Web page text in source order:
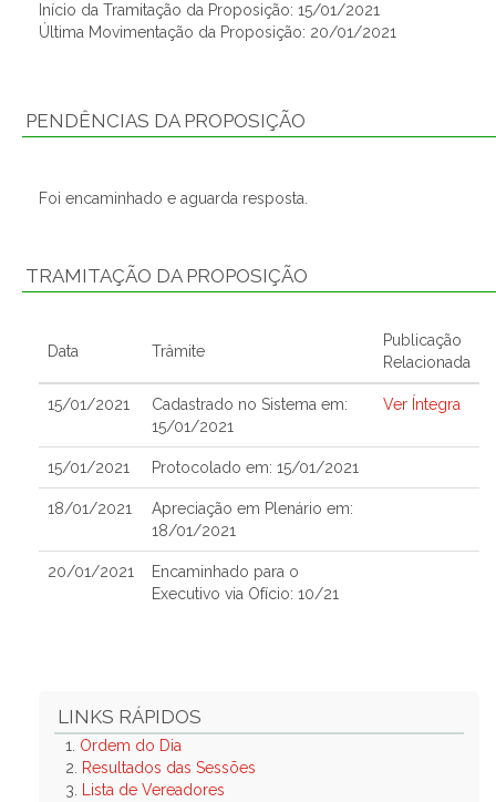
Início da Tramitação da Proposição: 15/01/2021
Última Movimentação da Proposição: 20/01/2021
PENDÊNCIAS DA PROPOSIÇÃO
Foi encaminhado e aguarda resposta.
TRAMITAÇÃO DA PROPOSIÇÃO
Data Trâmite
Publicação
Relacionada
15/01/2021
Cadastrado no Sistema em:
15/01/2021
Ver Íntegra
15/01/2021 Protocolado em: 15/01/2021
18/01/2021
Apreciação em Plenário em:
18/01/2021
20/01/2021
Encaminhado para o
Executivo via Ofício: 10/21
LINKS RÁPIDOS
1. Ordem do Dia
2.
Resultados das Sessões
3.
Lista de Vereadores